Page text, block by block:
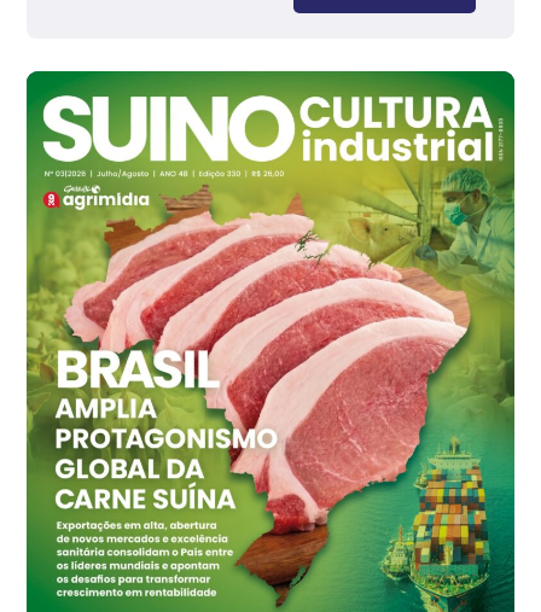
Ovo Branco - Regional
Branco
R$ 145,34
cx
Ovo Vermelho - Regional
Grande São Paulo (SP)
R$ 155,59
cx
Ovo Vermelho - Regional
Vermelho
R$ 159,31
cx
Ovo Branco - Regional
Bastos (SP)
R$ 134,42
cx